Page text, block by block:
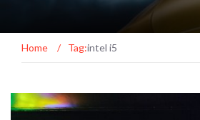
Home / Tag:intel i5